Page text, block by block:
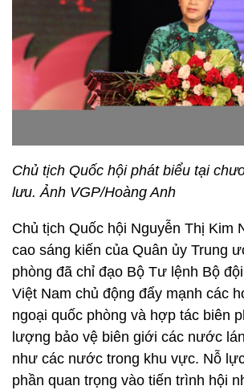
Chủ tịch Quốc hội phát biểu tại
lưu. Ảnh VGP/Hoàng Anh
Chủ tịch Quốc hội Nguyễn Thị Kim
cao sáng kiến của Quân ủy Trung
phòng đã chỉ đạo Bộ Tư lệnh Bộ
Việt Nam chủ động đẩy mạnh các
ngoại quốc phòng và hợp tác biên
lượng bảo vệ biên giới các nước
như các nước trong khu vực. Nỗ
phần quan trọng vào tiến trình hội